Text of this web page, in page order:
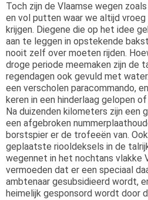
Toch zijn de Vlaamse wegen
en vol putten waar we altijd
krijgen. Diegene die op het idee
aan te leggen in opstekende
nooit zelf over moeten rijden.
droge periode meemaken zijn de
regendagen ook gevuld met
een verscholen paracommando,
keren in een hinderlaag gelopen
Na duizenden kilometers zijn een
een afgebroken
borstspier er de trofeeën van.
geplaatste riooldeksels in de
wegennet in het nochtans vlakke
vermoeden dat er een speciaal
ambtenaar gesubsidieerd wordt,
heimelijk gesponsord wordt door